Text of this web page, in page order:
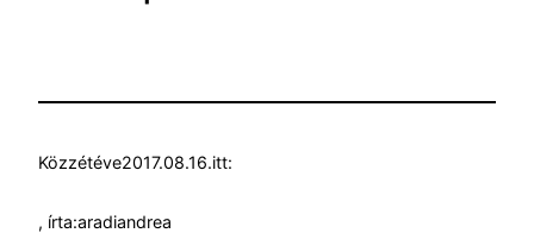
Közzétéve2017.08.16.itt:
, írta:aradiandrea